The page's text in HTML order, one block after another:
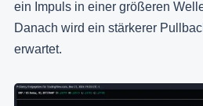
ein Impuls in einer größeren
Danach wird ein stärkerer
erwartet.